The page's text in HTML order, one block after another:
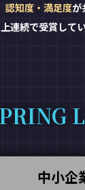
認知度・満足度が
連続で受賞して
中小企